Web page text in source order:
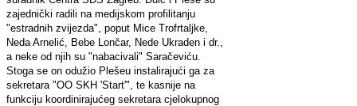
zajednički radili na medijskom profilitanju
"estradnih zvijezda", poput Mice Trofrtaljke,
Neda Arnelić, Bebe Lončar, Nede Ukraden i dr.,
a neke od njih su "nabacivali" Saračeviću.
Stoga se on odužio Plešeu instalirajući ga za
sekretara "OO SKH 'Start'", te kasnije na
funkciju koordinirajućeg sekretara cjelokupnog